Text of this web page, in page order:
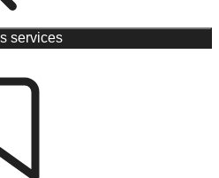
services